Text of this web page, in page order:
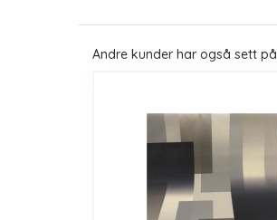
Andre kunder har også sett på